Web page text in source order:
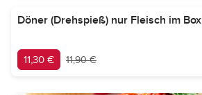
Döner (Drehspieß) nur Fleisch im Box
11,30 € 11,90 €